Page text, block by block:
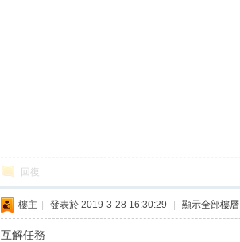
回復
樓主 發表於 2019-3-28 16:30:29 顯示全部樓層
互解任務